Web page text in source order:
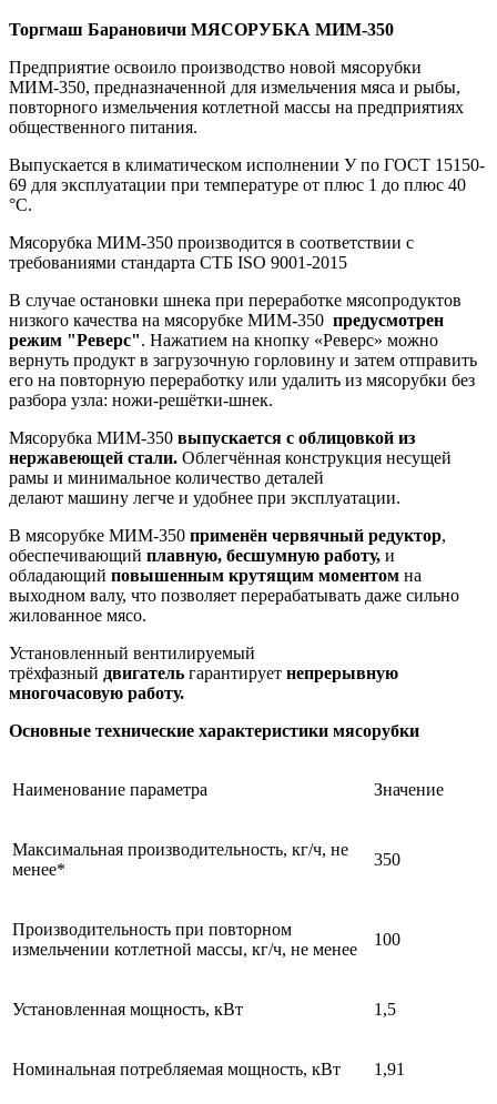
Торгмаш Барановичи МЯСОРУБКА МИМ-350
Предприятие освоило производство новой мясорубки
МИМ-350, предназначенной для измельчения мяса и рыбы,
повторного измельчения котлетной массы на предприятиях
общественного питания.
Выпускается в климатическом исполнении У по ГОСТ 15150-
69 для эксплуатации при температуре от плюс 1 до плюс 40
°С.
Мясорубка МИМ-350 производится в соответствии с
требованиями стандарта СТБ ISO 9001-2015
В случае остановки шнека при переработке мясопродуктов
низкого качества на мясорубке МИМ-350 предусмотрен
режим "Реверс". Нажатием на кнопку «Реверс» можно
вернуть продукт в загрузочную горловину и затем отправить
его на повторную переработку или удалить из мясорубки без
разбора узла: ножи-решётки-шнек.
Мясорубка МИМ-350 выпускается с облицовкой из
нержавеющей стали. Облегчённая конструкция несущей
рамы и минимальное количество деталей
делают машину легче и удобнее при эксплуатации.
В мясорубке МИМ-350 применён червячный редуктор,
обеспечивающий плавную, бесшумную работу, и
обладающий повышенным крутящим моментом на
выходном валу, что позволяет перерабатывать даже сильно
жилованное мясо.
Установленный вентилируемый
трёхфазный двигатель гарантирует непрерывную
многочасовую работу.
Основные технические характеристики мясорубки
Наименование параметра Значение
Максимальная производительность, кг/ч, не
менее*
350
Производительность при повторном
измельчении котлетной массы, кг/ч, не менее
100
Установленная мощность, кВт 1,5
Номинальная потребляемая мощность, кВт 1,91